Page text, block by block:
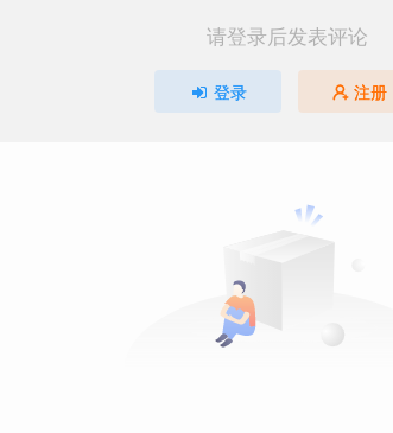
请登录后发表评论
登录 注册